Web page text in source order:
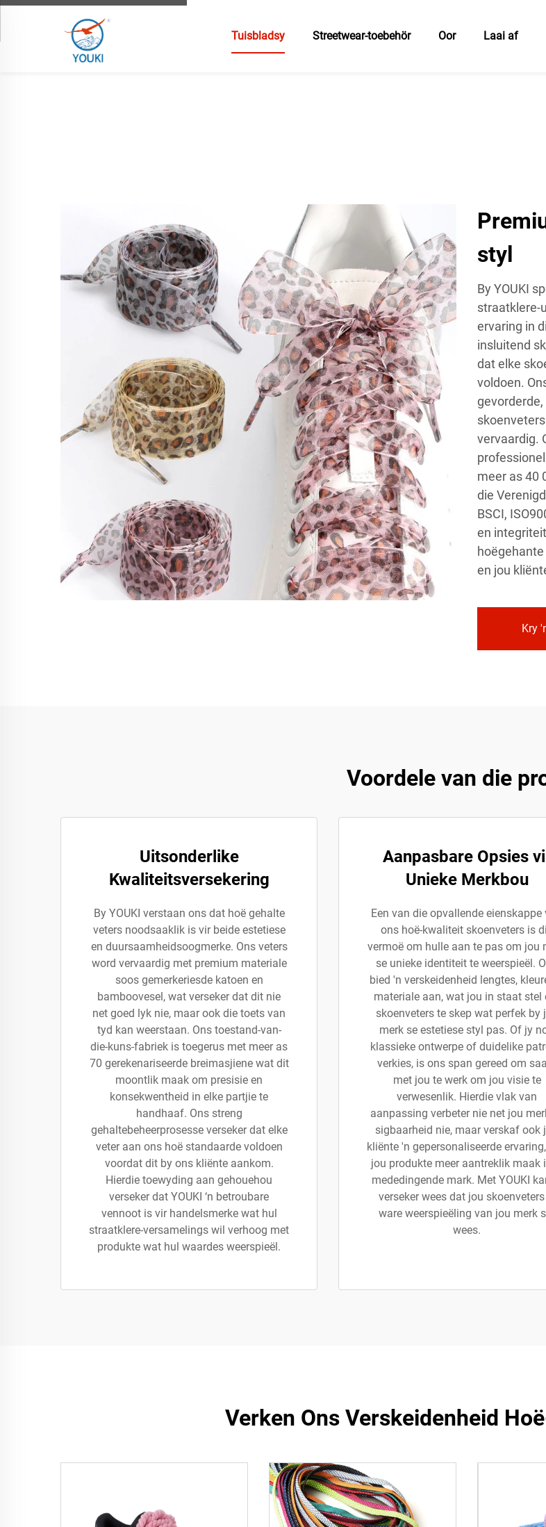
Tuisbladsy Streetwear-toebehör Oor Laai af
styl
By YOUKI
straatklere-
ervaring in
insluitend
dat elke
voldoen.
vervaardig.
meer as 40
die
BSCI,
en
en jou
Kry
Voordele van die
Uitsonderlike
Kwaliteitsversekering
By YOUKI verstaan ons dat hoë gehalte
veters noodsaaklik is vir beide estetiese
en duursaamheidsoogmerke. Ons veters
word vervaardig met premium materiale
soos gemerkeriesde katoen en
bamboovesel, wat verseker dat dit nie
net goed lyk nie, maar ook die toets van
tyd kan weerstaan. Ons toestand-van-
die-kuns-fabriek is toegerus met meer as
70 gerekenariseerde breimasjiene wat dit
moontlik maak om presisie en
konsekwentheid in elke partjie te
handhaaf. Ons streng
gehaltebeheerprosesse verseker dat elke
veter aan ons hoë standaarde voldoen
voordat dit by ons kliënte aankom.
Hierdie toewyding aan gehouehou
verseker dat YOUKI ‘n betroubare
vennoot is vir handelsmerke wat hul
straatklere-versamelings wil verhoog met
produkte wat hul waardes weerspieël.
Aanpasbare Opsies
Unieke Merkbou
Een van die opvallende eienskappe
ons hoë-kwaliteit skoenveters is
vermoë om hulle aan te pas om jou
se unieke identiteit te weerspieël.
bied 'n verskeidenheid lengtes,
materiale aan, wat jou in staat stel
skoenveters te skep wat perfek by
merk se estetiese styl pas. Of jy
klassieke ontwerpe of duidelike
verkies, is ons span gereed om
met jou te werk om jou visie te
verwesenlik. Hierdie vlak van
aanpassing verbeter nie net jou
sigbaarheid nie, maar verskaf ook
kliënte 'n gepersonaliseerde
jou produkte meer aantreklik maak
mededingende mark. Met YOUKI
verseker wees dat jou
ware weerspieëling van jou merk
wees.
Verken Ons Verskeidenheid